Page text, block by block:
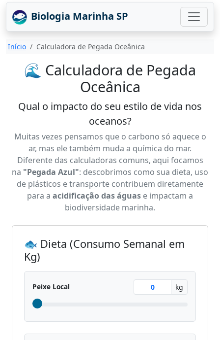
Biologia Marinha SP
Início Calculadora de Pegada Oceânica
🌊 Calculadora de Pegada
Oceânica
Qual o impacto do seu estilo de vida nos
oceanos?
Muitas vezes pensamos que o carbono só aquece o
ar, mas ele também muda a química do mar.
Diferente das calculadoras comuns, aqui focamos
na "Pegada Azul": descobrimos como sua dieta, uso
de plásticos e transporte contribuem diretamente
para a acidificação das águas e impactam a
biodiversidade marinha.
🐟 Dieta (Consumo Semanal em
Kg)
Peixe Local kg